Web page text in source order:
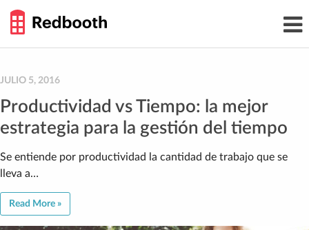
content
GUIDE
JULIO 5, 2016
Productividad vs Tiempo: la mejor
estrategia para la gestión del tiempo
Se entiende por productividad la cantidad de trabajo que se
lleva a…
Read More »